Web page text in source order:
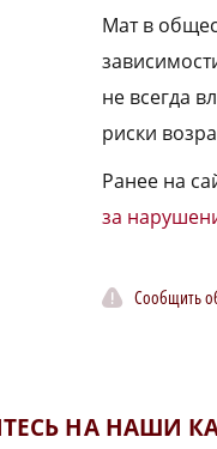
Мат в
не всегда
риски
Ранее на
за
Сообщить
НА НАШИ